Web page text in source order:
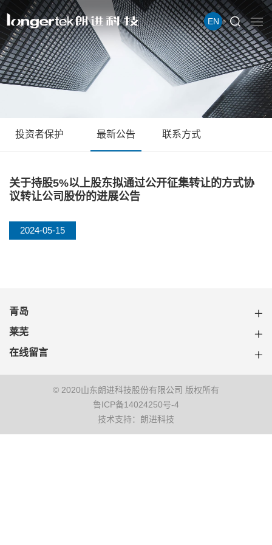
EN
投资者保护 最新公告 联系方式
关于持股5%以上股东拟通过公开征集转让的方式协
议转让公司股份的进展公告
2024-05-15
青岛
莱芜
在线留言
© 2020山东朗进科技股份有限公司 版权所有
鲁ICP备14024250号-4
技术支持：朗进科技